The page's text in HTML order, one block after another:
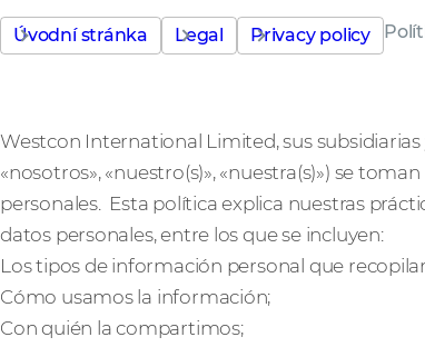
Úvodní stránka Legal Privacy policy
Westcon International Limited, sus
«nosotros», «nuestro(s)», «nuestra(s)») se
personales. Esta política explica nuestras
datos personales, entre los que se incluyen:
Los tipos de información personal que
Cómo usamos la información;
Con quién la compartimos;